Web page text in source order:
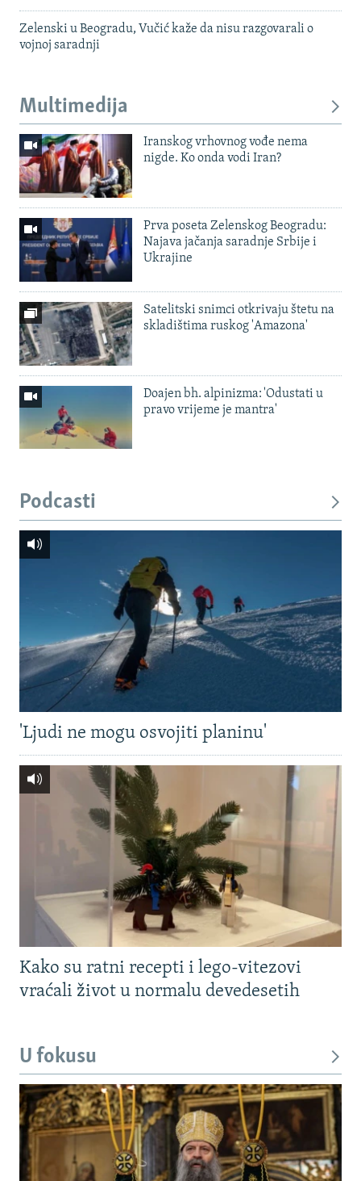
Zelenski u Beogradu, Vučić kaže da nisu razgovarali o
vojnoj saradnji
Multimedija
Iranskog vrhovnog vođe nema
nigde. Ko onda vodi Iran?
Prva poseta Zelenskog Beogradu:
Najava jačanja saradnje Srbije i
Ukrajine
Satelitski snimci otkrivaju štetu na
skladištima ruskog 'Amazona'
Doajen bh. alpinizma: 'Odustati u
pravo vrijeme je mantra'
Podcasti
'Ljudi ne mogu osvojiti planinu'
Kako su ratni recepti i lego-vitezovi
vraćali život u normalu devedesetih
U fokusu